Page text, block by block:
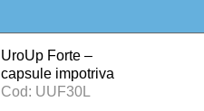
UroUp Forte –
capsule impotriva
prostatitei – 30 cps
Cod: UUF30L